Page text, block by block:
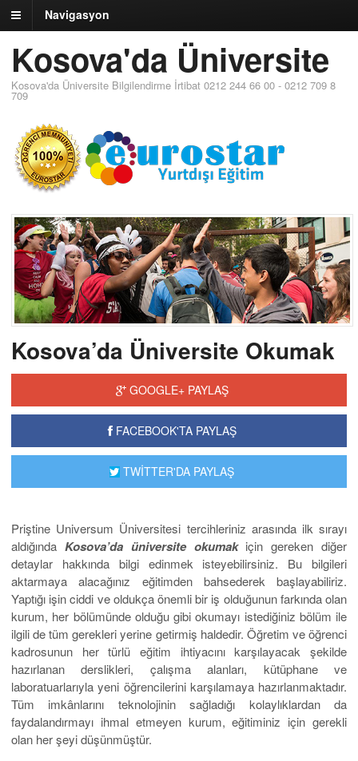
Navigasyon
Kosova'da Üniversite
Kosova'da Üniversite Bilgilendirme İrtibat 0212 244 66 00 - 0212 709 8
709
Kosova’da Üniversite Okumak
GOOGLE+ PAYLAŞ
FACEBOOK'TA PAYLAŞ
TWİTTER'DA PAYLAŞ
Priştine Universum Üniversitesi tercihleriniz arasında ilk sırayı
aldığında Kosova’da üniversite okumakiçin gereken diğer
detaylar hakkında bilgi edinmek isteyebilirsiniz. Bu bilgileri
aktarmaya alacağınız eğitimden bahsederek başlayabiliriz.
Yaptığı işin ciddi ve oldukça önemli bir iş olduğunun farkında olan
kurum, her bölümünde olduğu gibi okumayı istediğiniz bölüm ile
ilgili de tüm gerekleri yerine getirmiş haldedir. Öğretim ve öğrenci
kadrosunun her türlü eğitim ihtiyacını karşılayacak şekilde
hazırlanan derslikleri, çalışma alanları, kütüphane ve
laboratuarlarıyla yeni öğrencilerini karşılamaya hazırlanmaktadır.
Tüm imkânlarını teknolojinin sağladığı kolaylıklardan da
faydalandırmayı ihmal etmeyen kurum, eğitiminiz için gerekli
olan her şeyi düşünmüştür.